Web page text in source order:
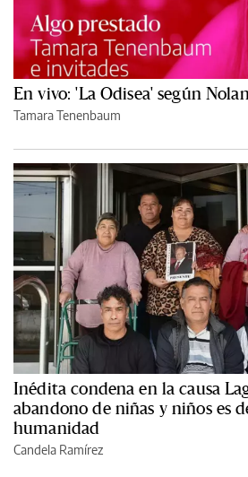
En vivo: 'La Odisea' según
Tamara Tenenbaum
Inédita condena en la causa
abandono de niñas y niños es
humanidad
Candela Ramírez